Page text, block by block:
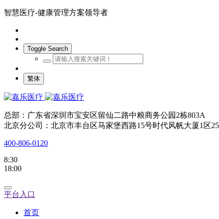
智慧医疗-健康管理方案领导者
Toggle Search
繁体
总部：广东省深圳市宝安区留仙二路中粮商务公园2栋803A
北京分公司：北京市丰台区马家堡西路15号时代风帆大厦1区
400-806-0120
8:30
18:00
平台入口
首页